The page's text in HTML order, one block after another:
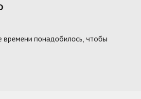
времени понадобилось, чтобы